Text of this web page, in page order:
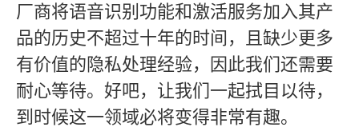
厂商将语音识别功能和激活服务加入其产
品的历史不超过十年的时间，且缺少更多
有价值的隐私处理经验，因此我们还需要
耐心等待。好吧，让我们一起拭目以待，
到时候这一领域必将变得非常有趣。